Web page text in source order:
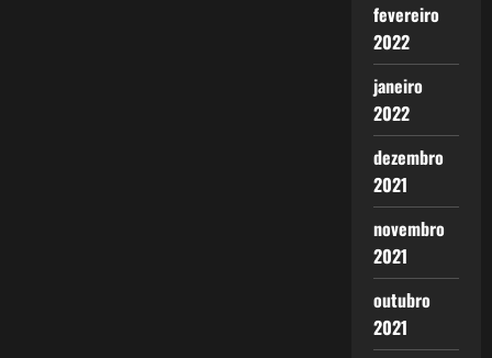
fevereiro
2022
janeiro
2022
dezembro
2021
novembro
2021
outubro
2021